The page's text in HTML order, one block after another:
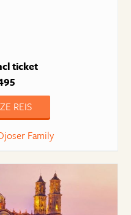
ticket
REIS
Family